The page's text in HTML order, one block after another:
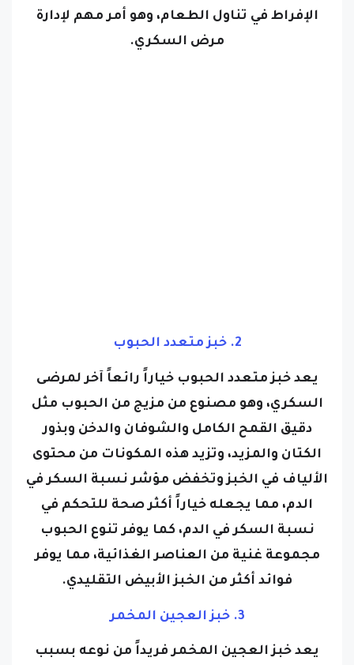
الإفراط في تناول الطعام، وهو أمر مهم لإدارة
مرض السكري.
2. خبز متعدد الحبوب
يعد خبز متعدد الحبوب خياراً رائعاً آخر لمرضى
السكري، وهو مصنوع من مزيج من الحبوب مثل
دقيق القمح الكامل والشوفان والدخن وبذور
الكتان والمزيد، وتزيد هذه المكونات من محتوى
الألياف في الخبز وتخفض مؤشر نسبة السكر في
الدم، مما يجعله خياراً أكثر صحة للتحكم في
نسبة السكر في الدم، كما يوفر تنوع الحبوب
مجموعة غنية من العناصر الغذائية، مما يوفر
فوائد أكثر من الخبز الأبيض التقليدي.
3. خبز العجين المخمر
يعد خبز العجين المخمر فريداً من نوعه بسبب